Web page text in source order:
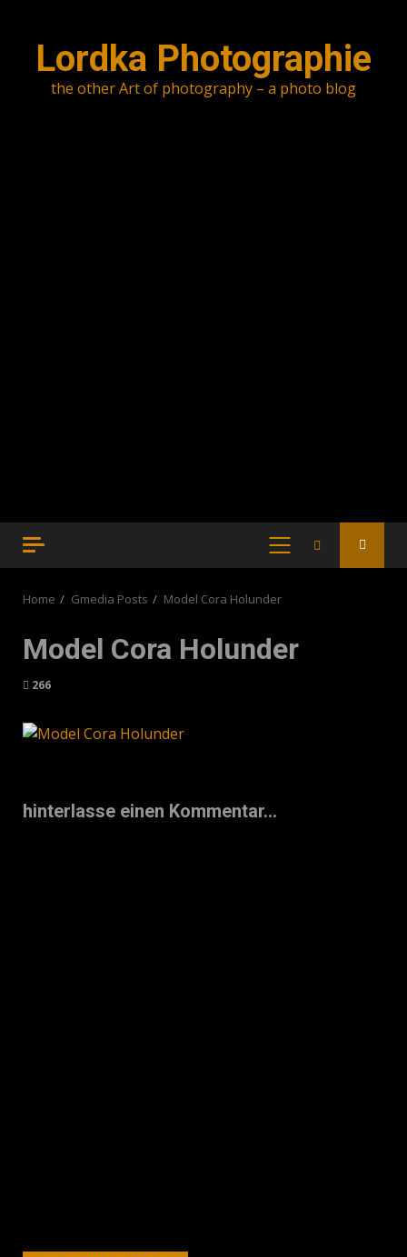
Lordka Photographie
the other Art of photography – a photo blog
PRIMARY
Home Gmedia Posts Model Cora Holunder
Model Cora Holunder
266
hinterlasse einen Kommentar...